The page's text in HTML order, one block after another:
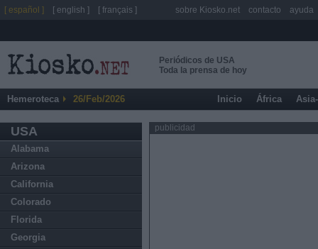
Periódicos de USA
Toda la prensa de hoy
Hemeroteca 26/Feb/2026 Inicio África
USA
Alabama
Arizona
California
Colorado
Florida
Georgia
publicidad
[ español ] [ english ] [ français ] sobre Kiosko.net contacto ayuda